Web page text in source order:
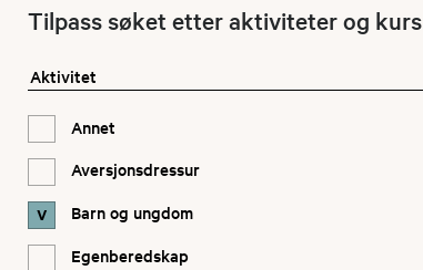
E-post
Svein
Tilpass søket etter aktiviteter og kurs
Aktivitet
Annet
Aversjonsdressur
Barn og ungdom
Egenberedskap